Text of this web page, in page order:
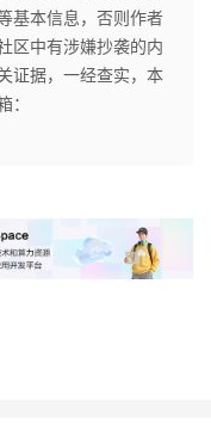
基本信息，否则作者
区中有涉嫌抄袭的内
证据，一经查实，本
：